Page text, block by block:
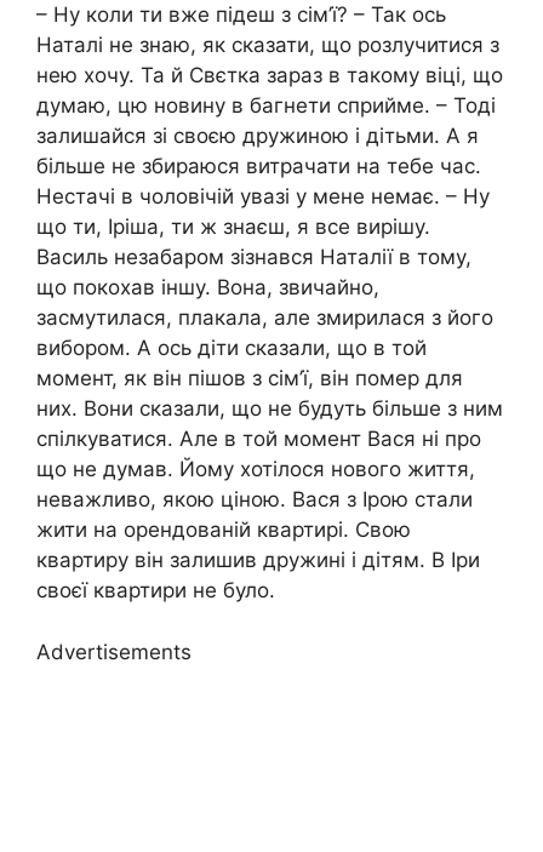
– Ну коли ти вже підеш з сім’ї? – Так ось
Наталі не знаю, як сказати, що розлучитися з
нею хочу. Та й Свєтка зараз в такому віці, що
думаю, цю новину в багнети сприйме. – Тоді
залишайся зі своєю дружиною і дітьми. А я
більше не збираюся витрачати на тебе час.
Нестачі в чоловічій увазі у мене немає. – Ну
що ти, Іріша, ти ж знаєш, я все вирішу.
Василь незабаром зізнався Наталії в тому,
що покохав іншу. Вона, звичайно,
засмутилася, плакала, але змирилася з його
вибором. А ось діти сказали, що в той
момент, як він пішов з сім’ї, він помер для
них. Вони сказали, що не будуть більше з ним
спілкуватися. Але в той момент Вася ні про
що не думав. Йому хотілося нового життя,
неважливо, якою ціною. Вася з Ірою стали
жити на орендованій квартирі. Свою
квартиру він залишив дружині і дітям. В Іри
своєї квартири не було.
Advertisements